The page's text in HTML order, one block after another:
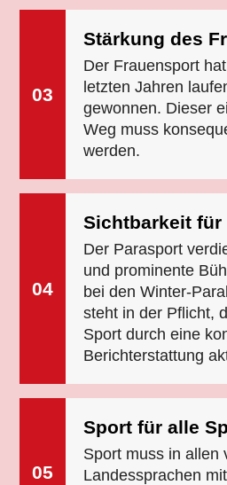
03
Stärkung des
Der Frauensport
letzten Jahren
gewonnen. Dieser
Weg muss
werden.
04
Sichtbarkeit für
Der Parasport
und prominente
bei den Winter-
steht in der Pflicht,
Sport durch eine
Berichterstattung
05
Sport für alle
Sport muss in allen
Landessprachen